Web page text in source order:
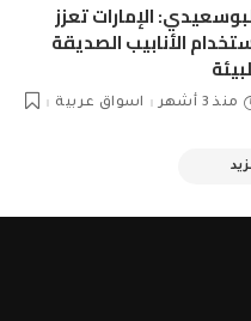
الإمارات تعزز
الأنابيب الصديقة
منذ 3 أشهر اسواق عربية